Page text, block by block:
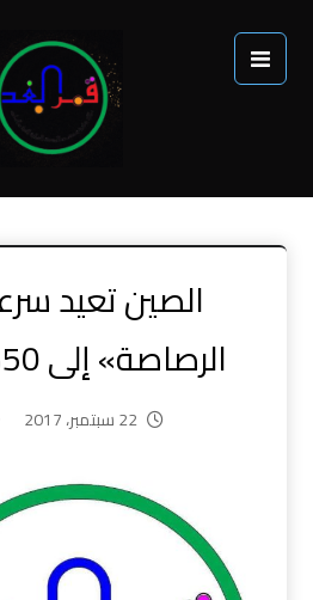
الصين تعيد
الرصاصة» إلى 350 كليومتراً
22 سبتمبر، 2017